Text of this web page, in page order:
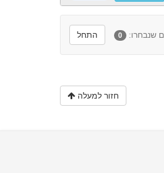
שנבחרו: 0 התחל
חזור למעלה